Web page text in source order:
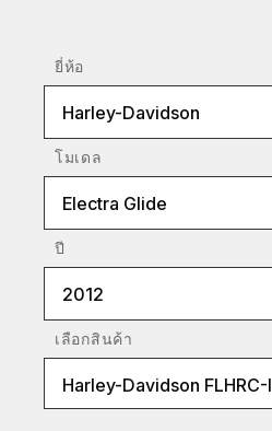
ยี่ห้อ
Harley-Davidson
โมเดล
Electra Glide
ปี
2012
เลือกสินค้า
Harley-Davidson FLHRC-I